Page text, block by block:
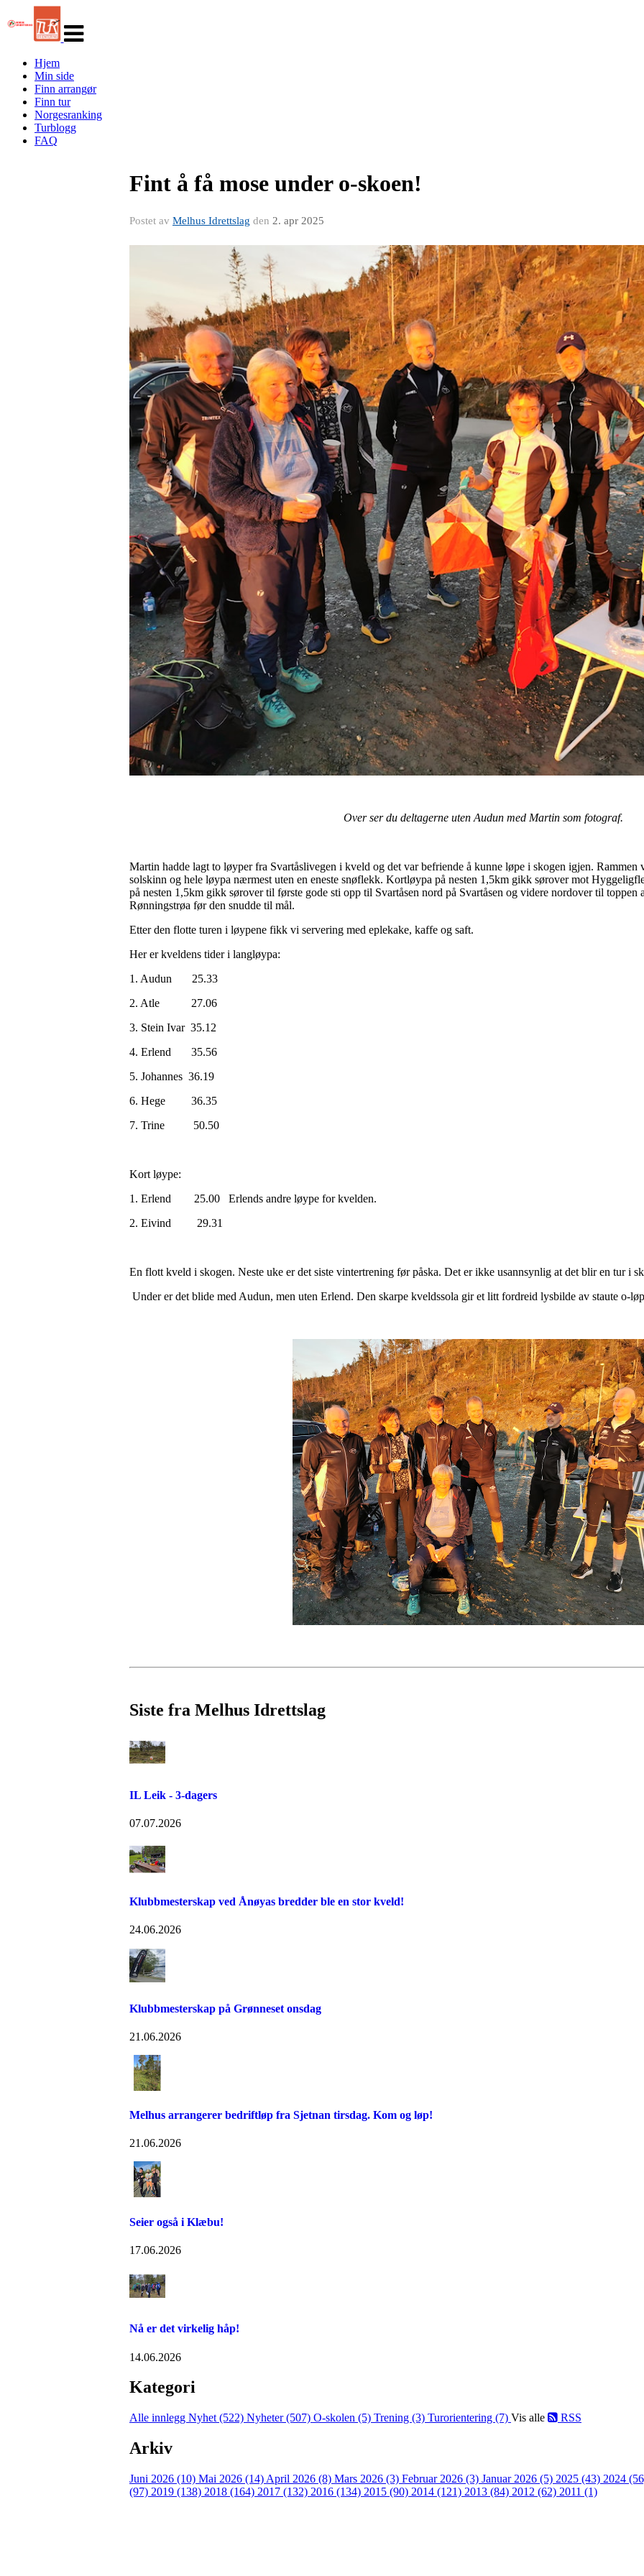
navigasjon
Hjem
Min side
Finn arrangør
Finn tur
Norgesranking
Turblogg
FAQ
Fint å få mose under o-skoen!
Postet av Melhus Idrettslag den 2. apr 2025
Over ser du deltagerne uten Audun med Martin som fotograf.
Martin hadde lagt to løyper fra Svartåslivegen i kveld og det var befriende å kunne løpe i skogen igjen. Rammen
solskinn og hele løypa nærmest uten en eneste snøflekk. Kortløypa på nesten 1,5km gikk sørover mot
på nesten 1,5km gikk sørover til første gode sti opp til Svartåsen nord på Svartåsen og videre nordover til toppen
Rønningstrøa før den snudde til mål.
Etter den flotte turen i løypene fikk vi servering med eplekake, kaffe og saft.
Her er kveldens tider i langløypa:
1. Audun 25.33
2. Atle 27.06
3. Stein Ivar 35.12
4. Erlend 35.56
5. Johannes 36.19
6. Hege 36.35
7. Trine 50.50
Kort løype:
1. Erlend 25.00 Erlends andre løype for kvelden.
2. Eivind 29.31
En flott kveld i skogen. Neste uke er det siste vintertrening før påska. Det er ikke usannsynlig at det blir en tur i
Under er det blide med Audun, men uten Erlend. Den skarpe kveldssola gir et litt fordreid lysbilde av staute o-
Siste fra Melhus Idrettslag
IL Leik - 3-dagers
07.07.2026
Klubbmesterskap ved Ånøyas bredder ble en stor kveld!
24.06.2026
Klubbmesterskap på Grønneset onsdag
21.06.2026
Melhus arrangerer bedriftløp fra Sjetnan tirsdag. Kom og løp!
21.06.2026
Seier også i Klæbu!
17.06.2026
Nå er det virkelig håp!
14.06.2026
Kategori
Alle innlegg Nyhet (522) Nyheter (507) O-skolen (5) Trening (3) Turorientering (7) Vis alle RSS
Arkiv
Juni 2026 (10) Mai 2026 (14) April 2026 (8) Mars 2026 (3) Februar 2026 (3) Januar 2026 (5) 2025 (43) 2024
(97) 2019 (138) 2018 (164) 2017 (132) 2016 (134) 2015 (90) 2014 (121) 2013 (84) 2012 (62) 2011 (1)